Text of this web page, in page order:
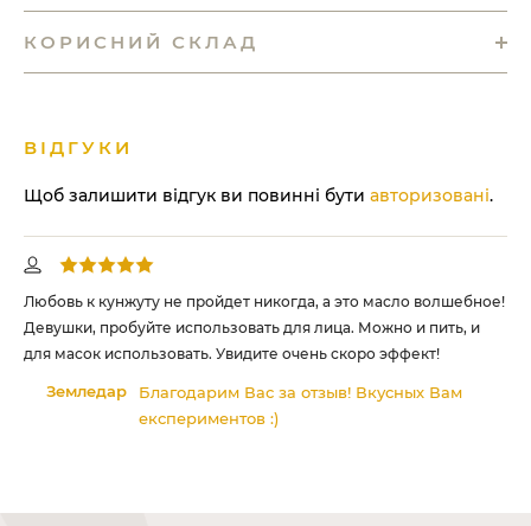
КОРИСНИЙ СКЛАД
ВІДГУКИ
Любовь к кунжуту не пройдет никогда, а это масло волшебное!
Девушки, пробуйте использовать для лица. Можно и пить, и
для масок использовать. Увидите очень скоро эффект!
Земледар
Благодарим Вас за отзыв! Вкусных Вам
експериментов :)
Щоб залишити відгук ви повинні бути авторизовані.